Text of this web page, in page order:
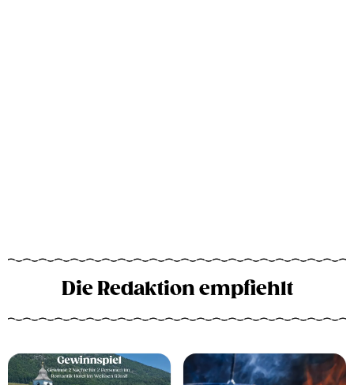
Die Redaktion empfiehlt